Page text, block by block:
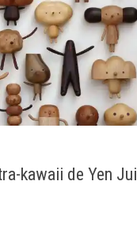
kawaii de Yen Jui